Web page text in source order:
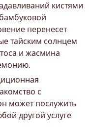
кистями
перенесет
тайским солнцем
и жасмина
с
может послужить
другой услуге